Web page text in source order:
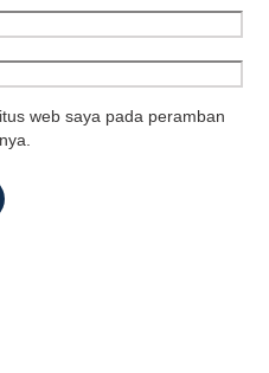
web saya pada peramban